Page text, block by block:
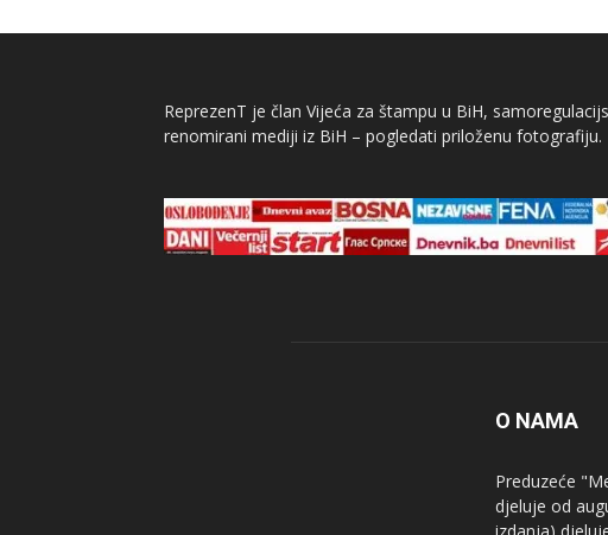
ReprezenT je član Vijeća za štampu u BiH,
renomirani mediji iz BiH – pogledati priloženu fotografiju.
O NAMA
Preduzeće
djeluje od